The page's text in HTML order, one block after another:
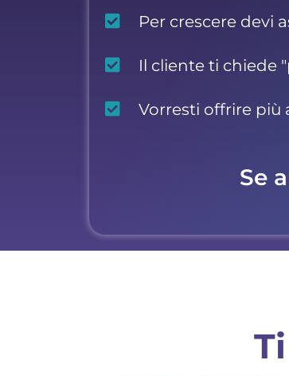
Per crescere devi
Il cliente ti chiede
Vorresti offrire più
Se